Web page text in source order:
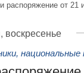
распоряжение от
воскресенье
национальные